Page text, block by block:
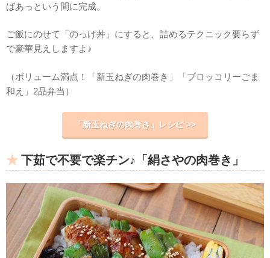
ばあっという間に完成。
ご飯にのせて「のっけ丼」にすると、詰めるテクニック要らず
で豪華見えしますよ♪
（ボリューム満点！「新玉ねぎの肉巻き」「ブロッコリーごま
和え」2品弁当）
「新玉ねぎの肉巻き」レシピ >>
下茹で不要で楽チン♪「絹さやの肉巻き」